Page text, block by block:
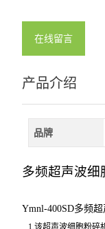
在线留言
产品介绍
品牌
多频超声波细
Ymnl-400SD多频
1.该超声波细胞粉碎